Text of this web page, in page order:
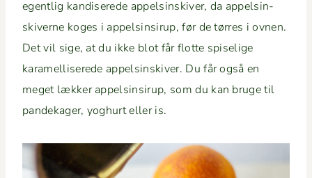
egentlig kan­dis­erede appelsin­skiv­er, da appelsin­
skiverne koges i appelsin­sirup, før de tør­res i ovnen.
Det vil sige, at du ikke blot får flotte spiselige
karamel­lis­erede appelsin­skiv­er. Du får også en
meget lækker appelsin­sirup, som du kan bruge til
pan­dek­ager, yoghurt eller is.